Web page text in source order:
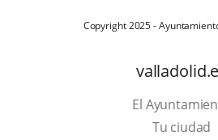
Copyright 2025 -
El
Tu ciudad